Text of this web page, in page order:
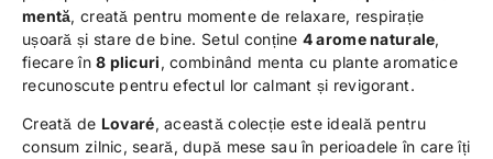
mentă, creată pentru momente de relaxare, respirație
ușoară și stare de bine. Setul conține 4 arome naturale,
fiecare în8 plicuri , combinând menta cu plante aromatice
recunoscute pentru efectul lor calmant și revigorant.
Creată de Lovaré, această colecție este ideală pentru
consum zilnic, seară, după mese sau în perioadele în care îți